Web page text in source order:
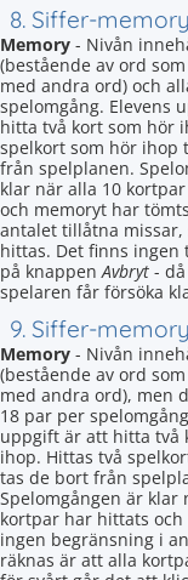
8. Siffer-
Memory - Nivån
(bestående av ord
med andra ord) och
spelomgång. Elevens
hitta två kort som hör
spelkort som hör ihop
från spelplanen.
klar när alla 10
och memoryt har
antalet tillåtna missar,
hittas. Det finns ingen
på knappenAvbryt -
spelaren får försöka
9. Siffer-
Memory - Nivån
(bestående av ord
med andra ord), men
18 par per
uppgift är att hitta två
ihop. Hittas två
tas de bort från
Spelomgången är klar
kortpar har hittats
ingen begränsning i
räknas är att alla